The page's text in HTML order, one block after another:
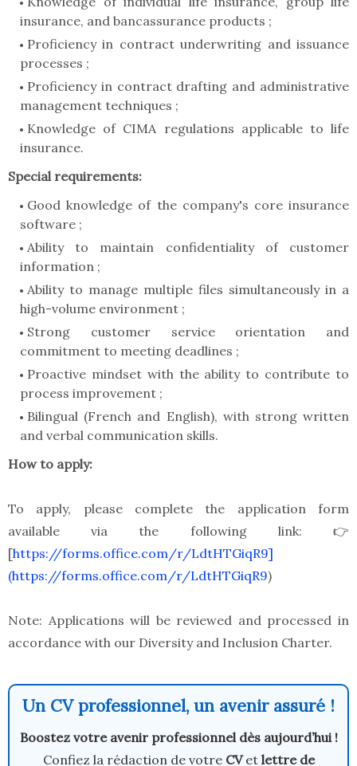
insurance, and bancassurance products ;
Proficiency in contract underwriting and issuance
processes ;
Proficiency in contract drafting and administrative
management techniques ;
Knowledge of CIMA regulations applicable to life
insurance.
Special requirements:
Good knowledge of the company's core insurance
software ;
Ability to maintain confidentiality of customer
information ;
Ability to manage multiple files simultaneously in a
high-volume environment ;
Strong customer service orientation and
commitment to meeting deadlines ;
Proactive mindset with the ability to contribute to
process improvement ;
Bilingual (French and English), with strong written
and verbal communication skills.
How to apply:
To apply, please complete the application form
available via the following link: 👉
[https://forms.office.com/r/LdtHTGiqR9]
(https://forms.office.com/r/LdtHTGiqR9)
Note: Applications will be reviewed and processed in
accordance with our Diversity and Inclusion Charter.
Un CV professionnel, un avenir assuré !
Boostez votre avenir professionnel dès aujourd’hui !
Confiez la rédaction de votre CVet lettre de